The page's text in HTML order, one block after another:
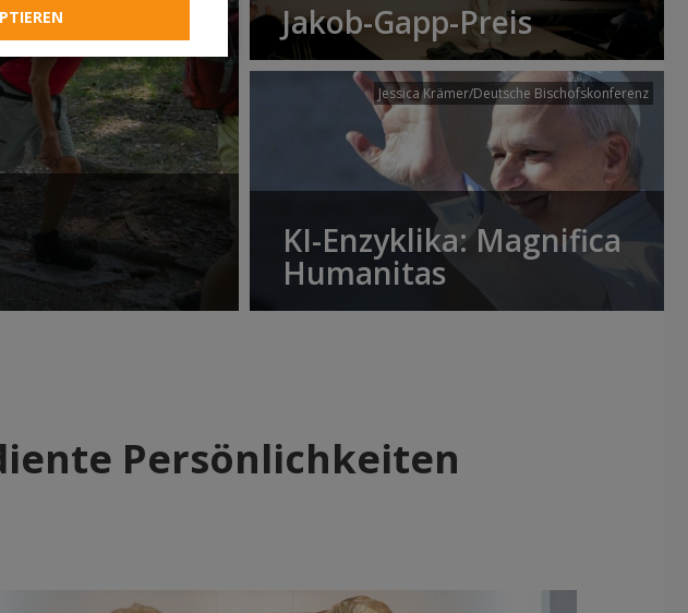
Jakob-Gapp-Preis
Jessica Krämer/Deutsche Bischofskonferenz
KI-Enzyklika: Magnifica
Humanitas
Persönlichkeiten